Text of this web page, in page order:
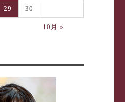
29 30
10月 »